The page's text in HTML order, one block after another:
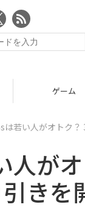
ゲーム
は若い人がオトク？
人が
きを